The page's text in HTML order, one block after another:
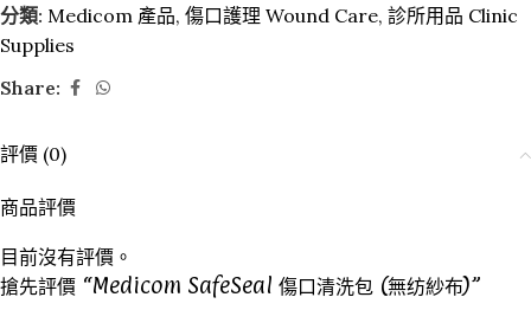
分類: Medicom 產品, 傷口護理 Wound Care, 診所用品 Clinic
Supplies
Share:
評價 (0)
商品評價
目前沒有評價。
搶先評價 “Medicom SafeSeal 傷口清洗包 (無纺紗布)”